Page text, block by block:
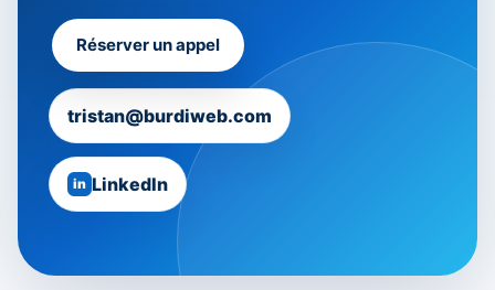
Réserver un appel
tristan@burdiweb.com
in LinkedIn